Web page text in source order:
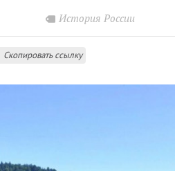
История России
Скопировать ссылку